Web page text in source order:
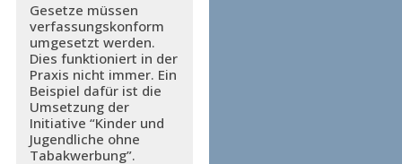
Gesetze müssen
verfassungskonform
umgesetzt werden.
Dies funktioniert in der
Praxis nicht immer. Ein
Beispiel dafür ist die
Umsetzung der
Initiative “Kinder und
Jugendliche ohne
Tabakwerbung”.